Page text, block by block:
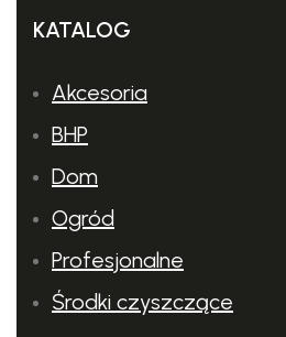
KATALOG
Akcesoria
BHP
Dom
Ogród
Profesjonalne
Środki czyszczące